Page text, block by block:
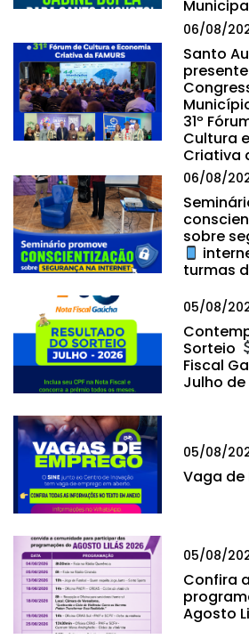
06/08/
Santo
31º
Cultura
Criativa
06/08/
sobre
turmas
05/08/
Sorteio
Fiscal
Julho de
05/08/
Vaga de
05/08/
Confira a
Agosto